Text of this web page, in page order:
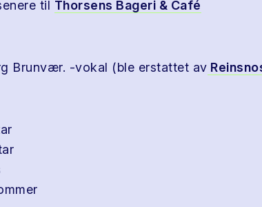
til Thorsens Bageri & Café
Brunvær. -vokal (ble erstattet av